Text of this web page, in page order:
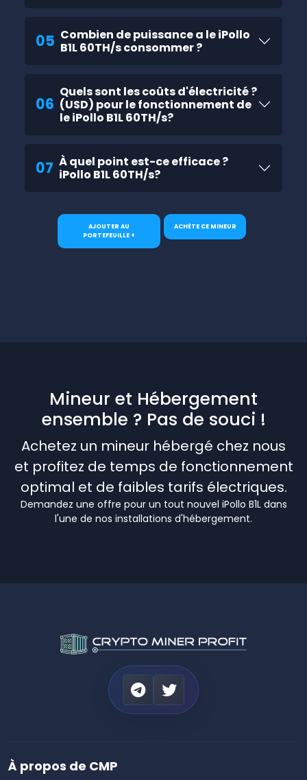
05 Combien de puissance a le iPollo
B1L 60TH/s consommer ?
06
Quels sont les coûts d'électricité ?
(USD) pour le fonctionnement de
le iPollo B1L 60TH/s?
07 À quel point est-ce efficace ?
iPollo B1L 60TH/s?
AJOUTER AU
PORTEFEUILLE +
ACHÈTE CE MINEUR
Mineur et Hébergement
ensemble ? Pas de souci !
Achetez un mineur hébergé chez nous
et profitez de temps de fonctionnement
optimal et de faibles tarifs électriques.
Demandez une offre pour un tout nouvel iPollo B1L dans
l'une de nos installations d'hébergement.
À propos de CMP